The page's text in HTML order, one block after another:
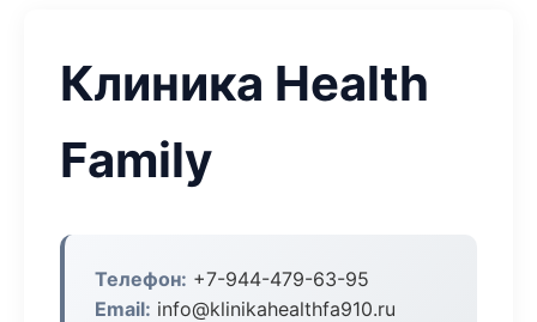
Клиника Health
Family
Телефон: +7-944-479-63-95
Email: info@klinikahealthfa910.ru